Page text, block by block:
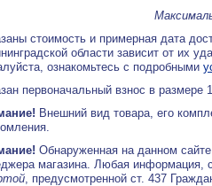
стоимость и примерная дата
области зависит от их
ознакомьтесь с подробными
первоначальный взнос в
Внешний вид товара, его
Обнаруженная на данном
магазина. Любая информация,
, предусмотренной ст. 437